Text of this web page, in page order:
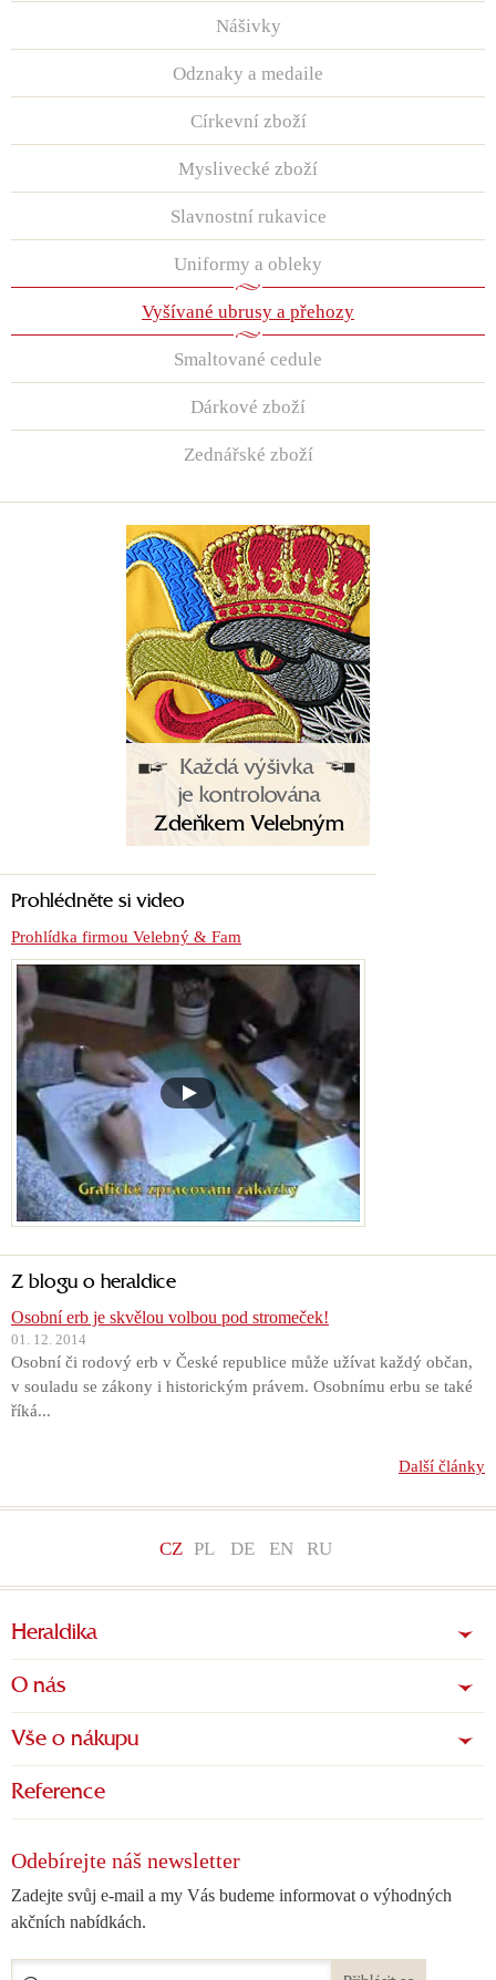
Nášivky
Odznaky a medaile
Církevní zboží
Myslivecké zboží
Slavnostní rukavice
Uniformy a obleky
Vyšívané ubrusy a přehozy
Smaltované cedule
Dárkové zboží
Zednářské zboží
Prohlédněte si video
Prohlídka firmou Velebný & Fam
Z blogu o heraldice
Osobní erb je skvělou volbou pod stromeček!
01. 12. 2014
Osobní či rodový erb v České republice může užívat každý občan,
v souladu se zákony i historickým právem. Osobnímu erbu se také
říká...
Další články
CZ PL DE EN RU
Heraldika
O nás
Vše o nákupu
Reference
Odebírejte náš newsletter
Zadejte svůj e-mail a my Vás budeme informovat o výhodných
akčních nabídkách.